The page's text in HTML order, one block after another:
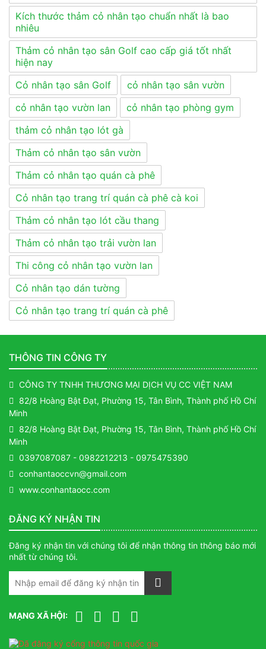
Kích thước thảm cỏ nhân tạo chuẩn nhất là bao
nhiêu
Thảm cỏ nhân tạo sân Golf cao cấp giá tốt nhất
hiện nay
Cỏ nhân tạo sân Golf
cỏ nhân tạo sân vườn
cỏ nhân tạo vườn lan
cỏ nhân tạo phòng gym
thảm cỏ nhân tạo lót gà
Thảm cỏ nhân tạo sân vườn
Thảm cỏ nhân tạo quán cà phê
Cỏ nhân tạo trang trí quán cà phê cà koi
Thảm cỏ nhân tạo lót cầu thang
Thảm cỏ nhân tạo trải vườn lan
Thi công cỏ nhân tạo vườn lan
Cỏ nhân tạo dán tường
Cỏ nhân tạo trang trí quán cà phê
THÔNG TIN CÔNG TY
CÔNG TY TNHH THƯƠNG MẠI DỊCH VỤ CC VIỆT NAM
82/8 Hoàng Bật Đạt, Phường 15, Tân Bình, Thành phố Hồ Chí
Minh
82/8 Hoàng Bật Đạt, Phường 15, Tân Bình, Thành phố Hồ Chí
Minh
0397087087 - 0982212213 - 0975475390
conhantaoccvn@gmail.com
www.conhantaocc.com
ĐĂNG KÝ NHẬN TIN
Đăng ký nhận tin với chúng tôi để nhận thông tin thông báo mới
nhất từ chúng tôi.
MẠNG XÃ HỘI: